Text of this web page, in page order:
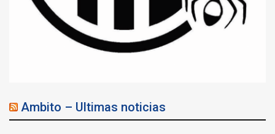
Ambito – Ultimas noticias